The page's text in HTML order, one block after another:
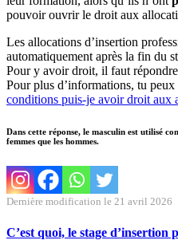
pouvoir ouvrir le droit aux
Les allocations d’insertion
automatiquement après la fin du
Pour y avoir droit, il faut
Pour plus d’informations, tu
conditions puis-je avoir droit aux
Dans cette réponse, le masculin est utilisé
femmes que les hommes.
Dernière modification le 21 avril 2026
C’est quoi, le stage d’insertion